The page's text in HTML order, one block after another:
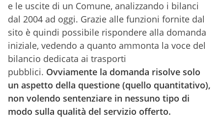
e le uscite di un Comune, analizzando i bilanci
dal 2004 ad oggi. Grazie alle funzioni fornite dal
sito è quindi possibile rispondere alla domanda
iniziale, vedendo a quanto ammonta la voce del
bilancio dedicata ai trasporti
pubblici. Ovviamente la domanda risolve solo
un aspetto della questione (quello quantitativo),
non volendo sentenziare in nessuno tipo di
modo sulla qualità del servizio offerto.